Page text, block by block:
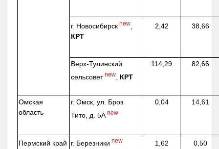
г. Новосибирск new
КРТ
2,42 38,66
Верх-Тулинский
сельсовет new КРТ
114,29 82,66
Омская
область
г. Омск, ул. Броз
Тито, д. 5А new
0,04 14,61
Пермский край г. Березники new 1,62 0,50